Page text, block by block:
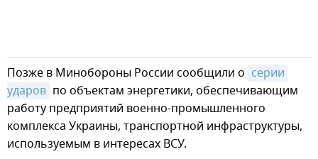
Позже в Минобороны России сообщили о серии
ударов по объектам энергетики, обеспечивающим
работу предприятий военно-промышленного
комплекса Украины, транспортной инфраструктуры,
используемым в интересах ВСУ.